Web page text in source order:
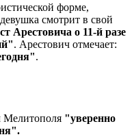
форме,
смотрит в свой
Арестовича о 11-й разе
. Арестович отмечает:
.
Мелитополя "уверенно